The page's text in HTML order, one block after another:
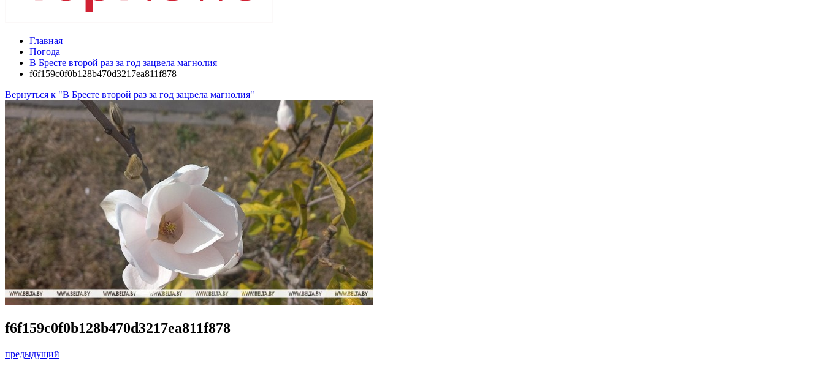
Главная
Погода
В Бресте второй раз за год зацвела магнолия
f6f159c0f0b128b470d3217ea811f878
Вернуться к "В Бресте второй раз за год зацвела магнолия"
f6f159c0f0b128b470d3217ea811f878
предыдущий